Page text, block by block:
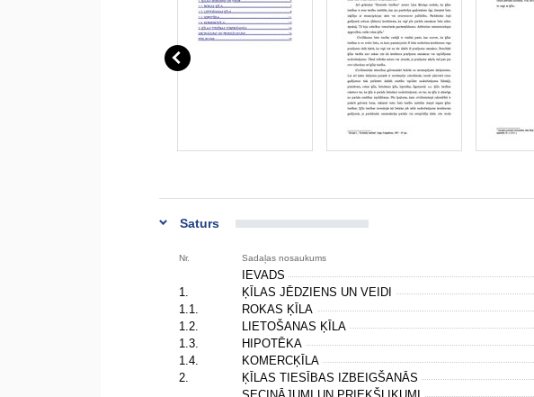
Saturs
Nr. Sadaļas nosaukums
IEVADS
1.
ĶĪLAS JĒDZIENS UN VEIDI
1.1.
ROKAS ĶĪLA
1.2.
LIETOŠANAS ĶĪLA
1.3.
HIPOTĒKA
1.4.
KOMERCĶĪLA
2.
ĶĪLAS TIESĪBAS IZBEIGŠANĀS